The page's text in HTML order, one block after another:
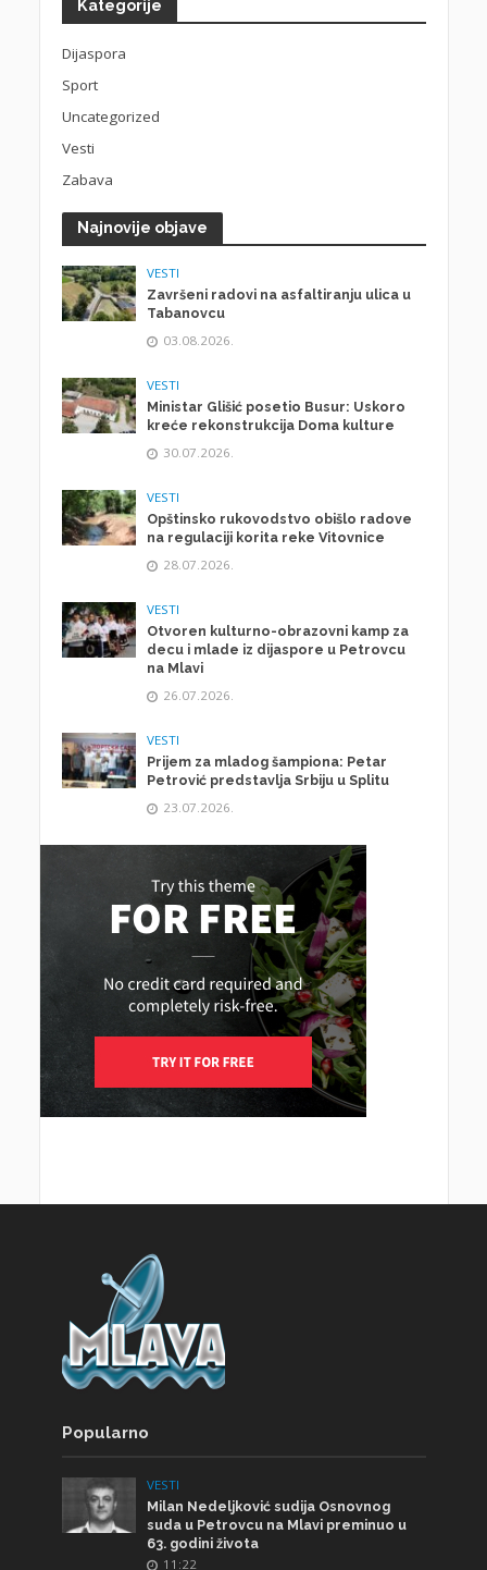
Kategorije
Dijaspora
Sport
Uncategorized
Vesti
Zabava
Najnovije objave
VESTI
Završeni radovi na asfaltiranju ulica u
Tabanovcu
03.08.2026.
VESTI
Ministar Glišić posetio Busur: Uskoro
kreće rekonstrukcija Doma kulture
30.07.2026.
VESTI
Opštinsko rukovodstvo obišlo radove
na regulaciji korita reke Vitovnice
28.07.2026.
VESTI
Otvoren kulturno-obrazovni kamp za
decu i mlade iz dijaspore u Petrovcu
na Mlavi
26.07.2026.
VESTI
Prijem za mladog šampiona: Petar
Petrović predstavlja Srbiju u Splitu
23.07.2026.
Popularno
VESTI
Milan Nedeljković sudija Osnovnog
suda u Petrovcu na Mlavi preminuo u
63. godini života
11:22